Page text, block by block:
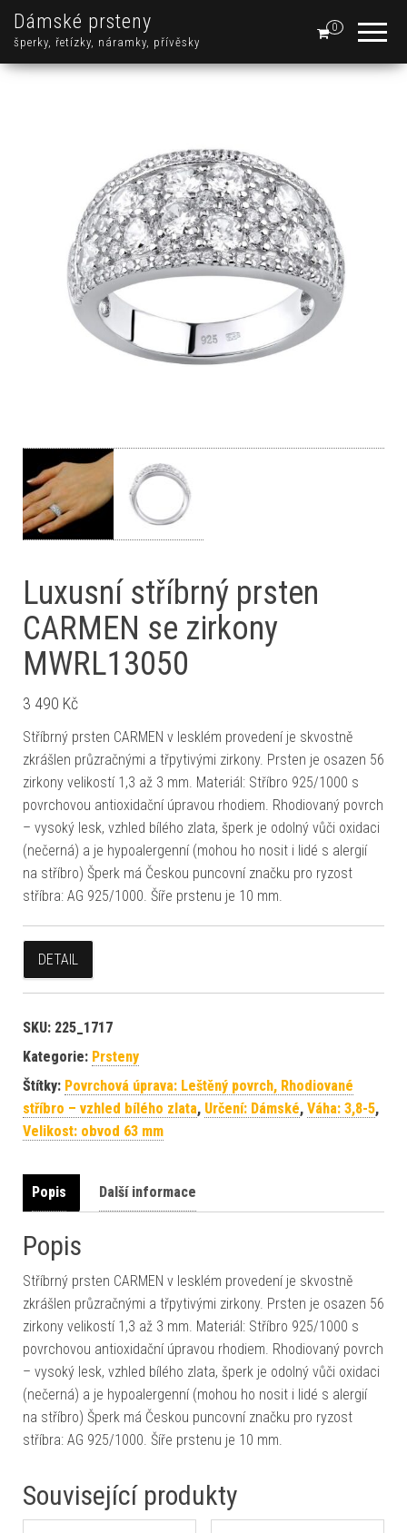
Dámské prsteny
šperky, řetízky, náramky, přívěsky
0
Luxusní stříbrný prsten
CARMEN se zirkony
MWRL13050
3 490 Kč
Stříbrný prsten CARMEN v lesklém provedení je skvostně
zkrášlen průzračnými a třpytivými zirkony. Prsten je osazen 56
zirkony velikostí 1,3 až 3 mm. Materiál: Stříbro 925/1000 s
povrchovou antioxidační úpravou rhodiem. Rhodiovaný povrch
– vysoký lesk, vzhled bílého zlata, šperk je odolný vůči oxidaci
(nečerná) a je hypoalergenní (mohou ho nosit i lidé s alergií
na stříbro) Šperk má Českou puncovní značku pro ryzost
stříbra: AG 925/1000. Šíře prstenu je 10 mm.
DETAIL
SKU: 225_1717
Kategorie: Prsteny
Štítky: Povrchová úprava: Leštěný povrch, Rhodiované
stříbro – vzhled bílého zlata, Určení: Dámské, Váha: 3,8-5,
Velikost: obvod 63 mm
Popis Další informace
Popis
Stříbrný prsten CARMEN v lesklém provedení je skvostně
zkrášlen průzračnými a třpytivými zirkony. Prsten je osazen 56
zirkony velikostí 1,3 až 3 mm. Materiál: Stříbro 925/1000 s
povrchovou antioxidační úpravou rhodiem. Rhodiovaný povrch
– vysoký lesk, vzhled bílého zlata, šperk je odolný vůči oxidaci
(nečerná) a je hypoalergenní (mohou ho nosit i lidé s alergií
na stříbro) Šperk má Českou puncovní značku pro ryzost
stříbra: AG 925/1000. Šíře prstenu je 10 mm.
Související produkty